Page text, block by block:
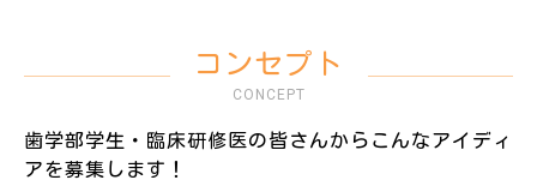
コンセプト
CONCEPT
歯学部学生・臨床研修医の皆さんからこんなアイディ
アを募集します！